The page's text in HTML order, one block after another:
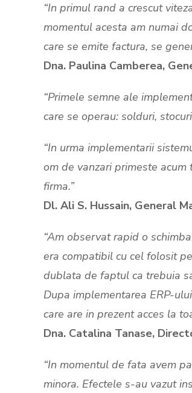
“In primul rand a crescut
momentul acesta am numai
care se emite factura, se
Dna. Paulina Camberea,
“Primele semne ale
care se operau: solduri,
“In urma implementarii
om de vanzari primeste
firma.”
Dl. Ali S. Hussain, General
“Am observat rapid o
era compatibil cu cel folosit
dublata de faptul ca trebuia
Dupa implementarea ERP-
care are in prezent acces la
Dna. Catalina Tanase,
“In momentul de fata avem
minora. Efectele s-au vazut